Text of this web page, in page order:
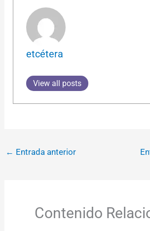
etcétera
View all posts
← Entrada anterior
Contenido